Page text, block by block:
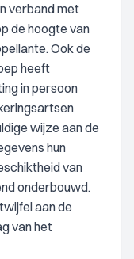
verband met
de hoogte van
Ook de
heeft
in persoon
wijze aan de
hun
van
onderbouwd.
aan de
van het